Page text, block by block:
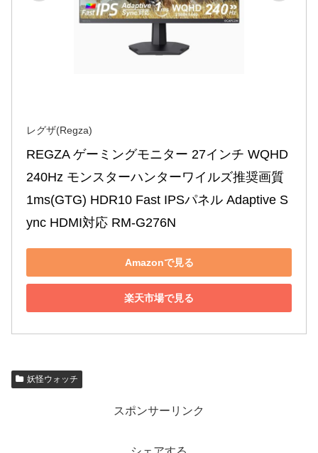
レグザ(Regza)
REGZA ゲーミングモニター 27インチ WQHD
240Hz モンスターハンターワイルズ推奨画質
1ms(GTG) HDR10 Fast IPSパネル Adaptive S
ync HDMI対応 RM-G276N
Amazonで見る
楽天市場で見る
妖怪ウォッチ
スポンサーリンク